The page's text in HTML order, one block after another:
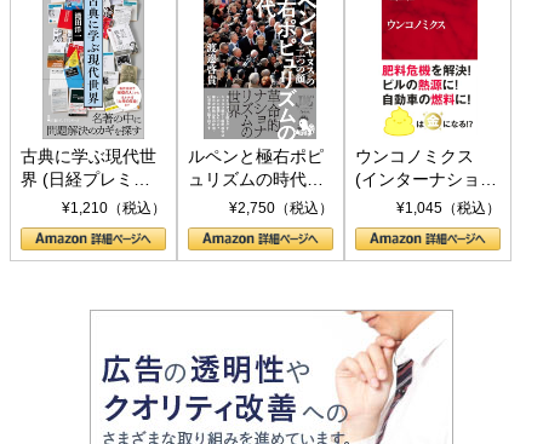
古典に学ぶ現代世
界 (日経プレミア
シリーズ)¥1,210（税込）
ルペンと極右ポピ
ュリズムの時代：
〈ヤヌス〉の二つ
の顔
¥2,750（税込）
ウンコノミクス
(インターナショナ
ル新書)¥1,045（税込）